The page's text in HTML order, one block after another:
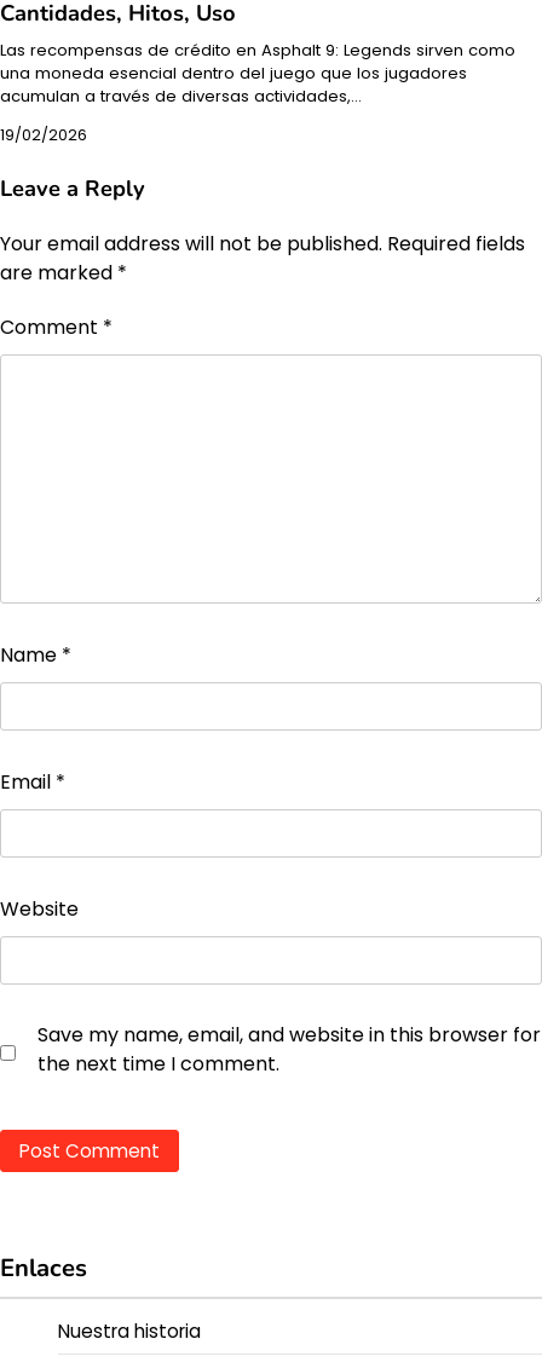
Cantidades, Hitos, Uso
Las recompensas de crédito en Asphalt 9: Legends sirven como
una moneda esencial dentro del juego que los jugadores
acumulan a través de diversas actividades,…
19/02/2026
Leave a Reply
Your email address will not be published. Required fields
are marked *
Comment *
Name *
Email *
Website
Save my name, email, and website in this browser for
the next time I comment.
Enlaces
Nuestra historia